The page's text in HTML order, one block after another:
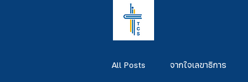
All Posts จากใจเลขาธิการ